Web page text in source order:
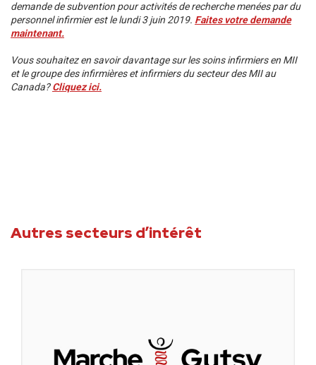
demande de subvention pour activités de recherche menées par du
personnel infirmier est le lundi 3 juin 2019. Faites votre demande
maintenant.
Vous souhaitez en savoir davantage sur les soins infirmiers en MII
et le groupe des infirmières et infirmiers du secteur des MII au
Canada?Cliquez ici.
Autres secteurs d’intérêt